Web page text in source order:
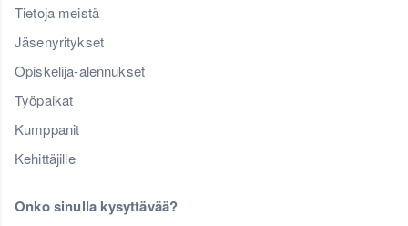
Tietoja meistä
Jäsenyritykset
Opiskelija-alennukset
Työpaikat
Kumppanit
Kehittäjille
Onko sinulla kysyttävää?